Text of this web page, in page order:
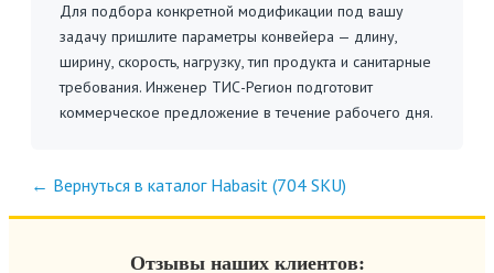
Для подбора конкретной модификации под вашу
задачу пришлите параметры конвейера — длину,
ширину, скорость, нагрузку, тип продукта и санитарные
требования. Инженер ТИС-Регион подготовит
коммерческое предложение в течение рабочего дня.
← Вернуться в каталог Habasit (704 SKU)
Отзывы наших клиентов: